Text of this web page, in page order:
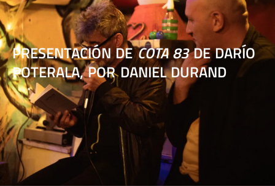
PRESENTACIÓN DECOTA 83DE DARÍO
POTERALA, POR DANIEL DURAND